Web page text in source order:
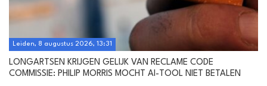
Leiden, 8 augustus 2026, 13:31
LONGARTSEN KRIJGEN GELIJK VAN RECLAME CODE
COMMISSIE: PHILIP MORRIS MOCHT AI-TOOL NIET BETALEN